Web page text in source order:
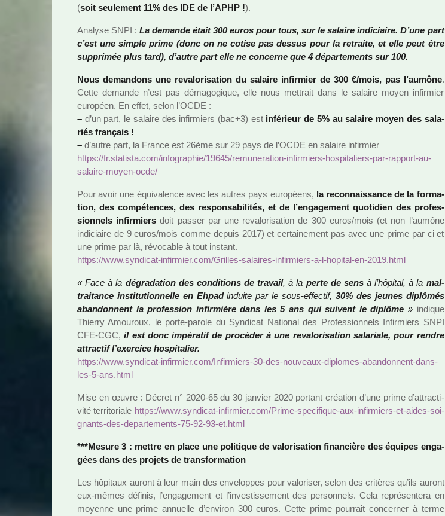
(soit seu­­le­­ment 11% des IDE de l’APHP !).
Analyse SNPI :La demande était 300 euros pour tous, sur le salaire indi­ciaire. D’une part
c’est une simple prime (donc on ne cotise pas dessus pour la retraite, et elle peut être
sup­pri­mée plus tard), d’autre part elle ne concerne que 4 dépar­te­ments sur 100.
Nous deman­dons une reva­lo­ri­sa­tion du salaire infir­mier de 300 €/mois, pas l’aumône.
Cette demande n’est pas déma­go­gi­que, elle nous met­trait dans le salaire moyen infir­mier
euro­péen. En effet, selon l’OCDE :
– d’un part, le salaire des infir­miers (bac+3) est infé­rieur de 5% au salaire moyen des sala­
riés fran­çais !
– d’autre part, la France est 26ème sur 29 pays de l’OCDE en salaire infir­mier
https://fr.sta­tista.com/info­gra­phie/19645/remu­ne­ra­tion-infir­miers-hos­pi­ta­liers-par-rap­port-au-
salaire-moyen-ocde/
Pour avoir une équivalence avec les autres pays euro­péens, la reconnais­sance de la for­ma­
tion, des com­pé­ten­ces, des res­pon­sa­bi­li­tés, et de l’enga­ge­ment quo­ti­dien des pro­fes­
sion­nels infir­miers doit passer par une reva­lo­ri­sa­tion de 300 euros/mois (et non l’aumône
indi­ciaire de 9 euros/mois comme depuis 2017) et cer­tai­ne­ment pas avec une prime par ci et
une prime par là, révo­ca­ble à tout ins­tant.
https://www.syn­di­cat-infir­mier.com/Grilles-salai­res-infir­miers-a-l-hopi­tal-en-2019.html
« Face à la dégra­da­tion des condi­tions de tra­vail, à la perte de sensà l’hôpi­tal, à la mal­
trai­tance ins­ti­tu­tion­nelle en Ehpadinduite par le sous-effec­tif, 30% des jeunes diplô­més
aban­don­nent la pro­fes­sion infir­mière dans les 5 ans qui sui­vent le diplôme »indi­que
Thierry Amouroux, le porte-parole du Syndicat National des Professionnels Infirmiers SNPI
CFE-CGC,il est donc impé­ra­tif de pro­cé­der à une reva­lo­ri­sa­tion sala­riale, pour rendre
attrac­tif l’exer­cice hos­pi­ta­lier.
https://www.syn­di­cat-infir­mier.com/Infirmiers-30-des-nou­veaux-diplo­mes-aban­don­nent-dans-
les-5-ans.html
Mise en œuvre : Décret n° 2020-65 du 30 jan­­vier 2020 por­­tant créa­­tion d’une prime d’attrac­­ti­­
vité ter­­ri­­to­­riale https://www.syn­di­cat-infir­mier.com/Prime-spe­ci­fi­que-aux-infir­miers-et-aides-soi­
gnants-des-depar­te­ments-75-92-93-et.html
***Mesure 3 : mettre en place une poli­ti­que de valo­ri­sa­tion finan­cière des équipes enga­
gées dans des pro­jets de trans­for­ma­tion
Les hôpi­taux auront à leur main des enve­lop­pes pour valo­ri­ser, selon des cri­tè­res qu’ils auront
eux-mêmes défi­nis, l’enga­ge­ment et l’inves­tis­se­ment des per­son­nels. Cela repré­sen­tera en
moyenne une prime annuelle d’envi­ron 300 euros. Cette prime pour­rait concer­ner à terme